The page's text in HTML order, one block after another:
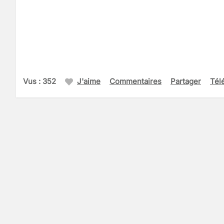
Vus : 352 J'aime Commentaires Partager